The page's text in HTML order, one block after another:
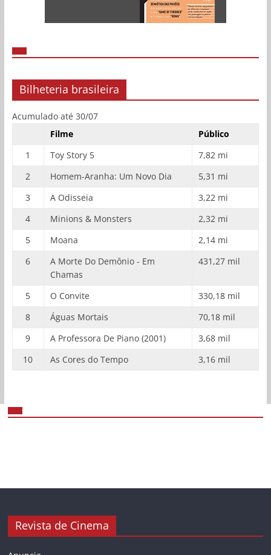
Bilheteria brasileira
Acumulado até 30/07
Filme
Público
1
Toy Story 5
7,82 mi
2
Homem-Aranha: Um Novo Dia
5,31 mi
3
A Odisseia
3,22 mi
4
Minions & Monsters
2,32 mi
5
Moana
2,14 mi
6
A Morte Do Demônio - Em
Chamas
431,27 mil
5 O Convite
330,18 mil
8
Águas Mortais
70,18 mil
9
A Professora De Piano (2001)
3,68 mil
10
As Cores do Tempo 3,16 mil
Revista de Cinema